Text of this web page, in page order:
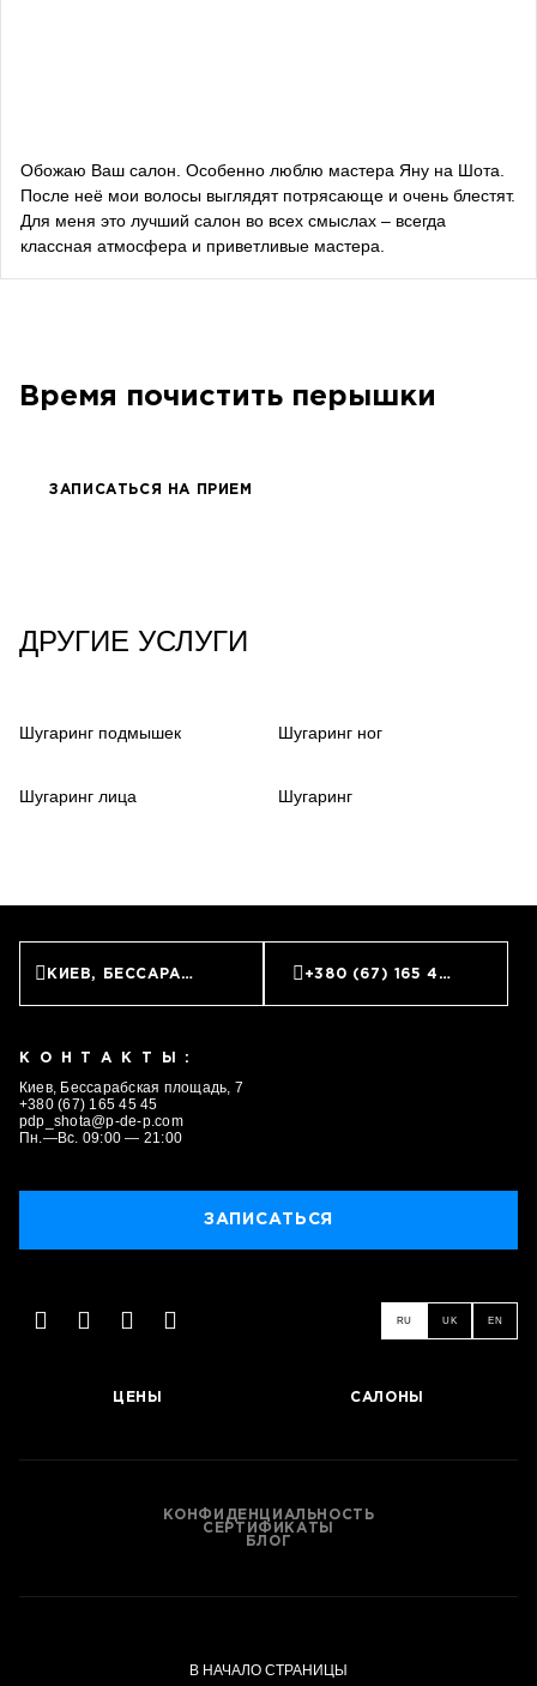
Bazhana
songwriter
Обожаю Ваш салон. Особенно люблю мастера Яну на Шота.
После неё мои волосы выглядят потрясающе и очень блестят.
Для меня это лучший салон во всех смыслах – всегда
классная атмосфера и приветливые мастера.
Время почистить перышки
ЗАПИСАТЬСЯ НА ПРИЕМ
ДРУГИЕ УСЛУГИ
Шугаринг подмышек Шугаринг ног
Шугаринг лица Шугаринг
КИЕВ, БЕССАРАБСКАЯ ПЛОЩАДЬ, 7 +380 (67) 165 45 45
КОНТАКТЫ:
Киев, Бессарабская площадь, 7
+380 (67) 165 45 45
pdp_shota@p-de-p.com
Пн.—Вс. 09:00 — 21:00
ЗАПИСАТЬСЯ
RU UK EN
ЦЕНЫ САЛОНЫ
КОНФИДЕНЦИАЛЬНОСТЬ
СЕРТИФИКАТЫ
БЛОГ
В НАЧАЛО СТРАНИЦЫ